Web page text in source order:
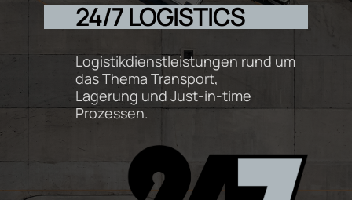
24/7 LOGISTICS
Logistikdienstleistungen rund um
das Thema Transport,
Lagerung und Just-in-time
Prozessen.